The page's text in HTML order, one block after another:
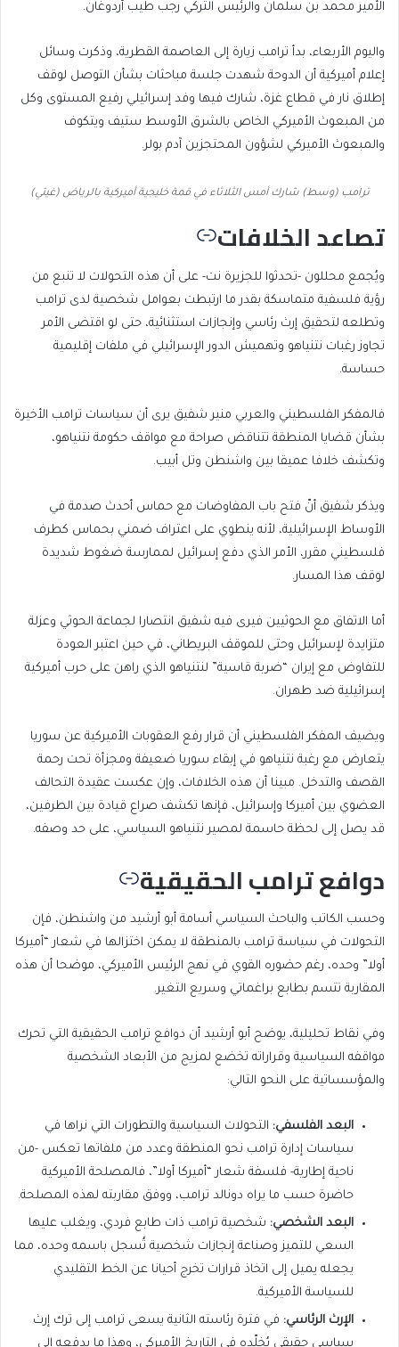
الأمير محمد بن سلمان والرئيس التركي رجب طيب أردوغان.
واليوم الأربعاء، بدأ ترامب زيارة إلى العاصمة القطرية، وذكرت وسائل
إعلام أميركية أن الدوحة شهدت جلسة مباحثات بشأن التوصل لوقف
إطلاق نار في قطاع غزة، شارك فيها وفد إسرائيلي رفيع المستوى وكل
من المبعوث الأميركي الخاص بالشرق الأوسط ستيف ويتكوف
والمبعوث الأميركي لشؤون المحتجزين آدم بولر.
ترامب (وسط) شارك أمس الثلاثاء في قمة خليجية أميركية بالرياض (غيتي)
تصاعد الخلافات
ويُجمع محللون -تحدثوا للجزيرة نت- على أن هذه التحولات لا تنبع من
رؤية فلسفية متماسكة بقدر ما ارتبطت بعوامل شخصية لدى ترامب
وتطلعه لتحقيق إرث رئاسي وإنجازات استثنائية، حتى لو اقتضى الأمر
تجاوز رغبات نتنياهو وتهميش الدور الإسرائيلي في ملفات إقليمية
حساسة.
فالمفكر الفلسطيني والعربي منير شفيق يرى أن سياسات ترامب الأخيرة
بشأن قضايا المنطقة تتناقض صراحة مع مواقف حكومة نتنياهو،
وتكشف خلافا عميقا بين واشنطن وتل أبيب.
ويذكر شفيق أنّ فتح باب المفاوضات مع حماس أحدث صدمة في
الأوساط الإسرائيلية، لأنه ينطوي على اعتراف ضمني بحماس كطرف
فلسطيني مقرر، الأمر الذي دفع إسرائيل لممارسة ضغوط شديدة
لوقف هذا المسار.
أما الاتفاق مع الحوثيين فيرى فيه شفيق انتصارا لجماعة الحوثي وعزلة
متزايدة لإسرائيل وحتى للموقف البريطاني، في حين اعتبر العودة
للتفاوض مع إيران “ضربة قاسية” لنتنياهو الذي راهن على حرب أميركية
إسرائيلية ضد طهران.
ويضيف المفكر الفلسطيني أن قرار رفع العقوبات الأميركية عن سوريا
يتعارض مع رغبة نتنياهو في إبقاء سوريا ضعيفة ومجزأة تحت رحمة
القصف والتدخل. مبينا أن هذه الخلافات، وإن عكست عقيدة التحالف
العضوي بين أميركا وإسرائيل، فإنها تكشف صراع قيادة بين الطرفين،
قد يصل إلى لحظة حاسمة لمصير نتنياهو السياسي، على حد وصفه.
دوافع ترامب الحقيقية
وحسب الكاتب والباحث السياسي أسامة أبو أرشيد من واشنطن، فإن
التحولات في سياسة ترامب بالمنطقة لا يمكن اختزالها في شعار “أميركا
أولا” وحده، رغم حضوره القوي في نهج الرئيس الأميركي، موضحا أن هذه
المقاربة تتسم بطابع براغماتي وسريع التغير.
وفي نقاط تحليلية، يوضح أبو أرشيد أن دوافع ترامب الحقيقية التي تحرك
مواقفه السياسية وقراراته تخضع لمزيج من الأبعاد الشخصية
والمؤسساتية على النحو التالي:
البعد الفلسفي: التحولات السياسية والتطورات التي نراها في
سياسات إدارة ترامب نحو المنطقة وعدد من ملفاتها تعكس -من
ناحية إطارية- فلسفة شعار “أميركا أولا”، فالمصلحة الأميركية
حاضرة حسب ما يراه دونالد ترامب، ووفق مقاربته لهذه المصلحة.
البعد الشخصي: شخصية ترامب ذات طابع فردي، ويغلب عليها
السعي للتميز وصناعة إنجازات شخصية تُسجل باسمه وحده، مما
يجعله يميل إلى اتخاذ قرارات تخرج أحيانا عن الخط التقليدي
للسياسة الأميركية.
الإرث الرئاسي: في فترة رئاسته الثانية يسعى ترامب إلى ترك إرث
سياسي حقيقي يُخلّده في التاريخ الأميركي، وهذا ما يدفعه إلى